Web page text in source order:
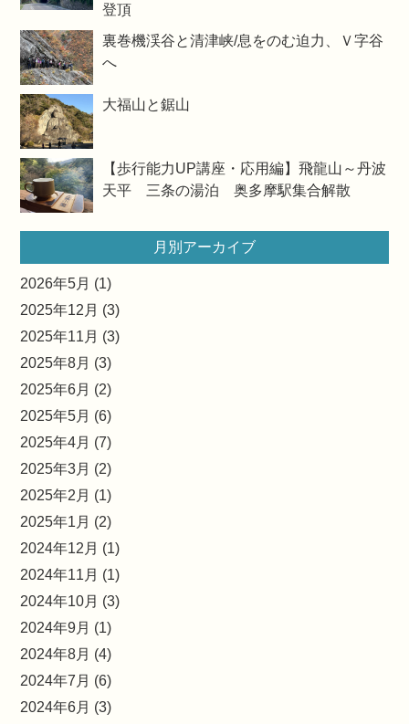
登頂
裏巻機渓谷と清津峡/息をのむ迫力、Ｖ字谷
へ
大福山と鋸山
【歩行能力UP講座・応用編】飛龍山～丹波
天平 三条の湯泊 奥多摩駅集合解散
月別アーカイブ
2026年5月 (1)
2025年12月 (3)
2025年11月 (3)
2025年8月 (3)
2025年6月 (2)
2025年5月 (6)
2025年4月 (7)
2025年3月 (2)
2025年2月 (1)
2025年1月 (2)
2024年12月 (1)
2024年11月 (1)
2024年10月 (3)
2024年9月 (1)
2024年8月 (4)
2024年7月 (6)
2024年6月 (3)